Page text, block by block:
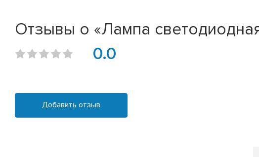
Отзывы о «Лампа
0.0
Добавить отзыв